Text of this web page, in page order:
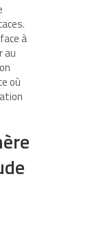
à
au
où